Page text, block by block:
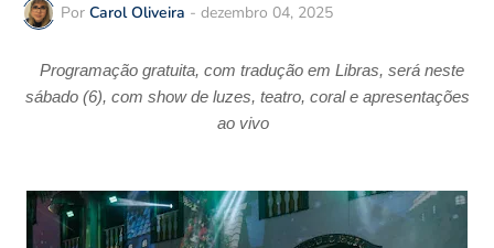
Por Carol Oliveira - dezembro 04, 2025
Programação gratuita, com tradução em Libras, será neste
sábado (6), com show de luzes, teatro, coral e apresentações
ao vivo